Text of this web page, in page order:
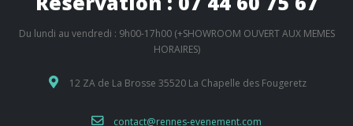
Du lundi au vendredi : 9h00-17h00 (+SHOWROOM OUVERT AUX MEMES
HORAIRES)
12 ZA de La Brosse 35520 La Chapelle des Fougeretz
contact@rennes-evenement.com